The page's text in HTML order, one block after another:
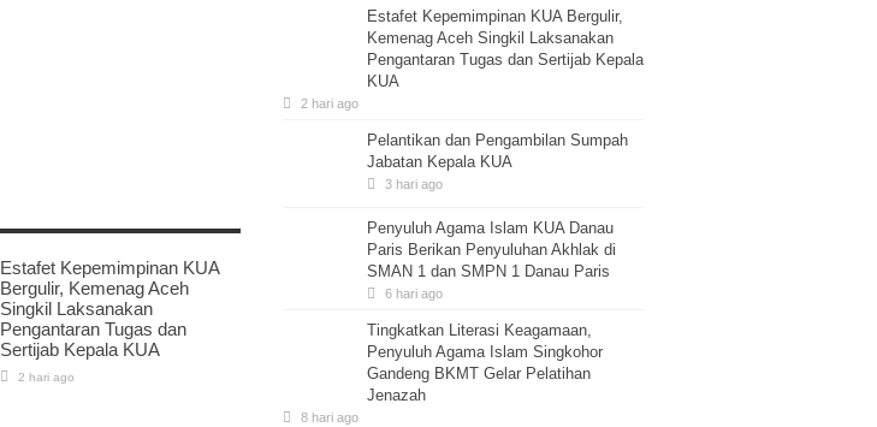
Estafet Kepemimpinan KUA
Bergulir, Kemenag Aceh
Singkil Laksanakan
Pengantaran Tugas dan
Sertijab Kepala KUA
2 hari ago
Estafet Kepemimpinan KUA Bergulir,
Kemenag Aceh Singkil Laksanakan
Pengantaran Tugas dan Sertijab Kepala
KUA
2 hari ago
Pelantikan dan Pengambilan Sumpah
Jabatan Kepala KUA
3 hari ago
Penyuluh Agama Islam KUA Danau
Paris Berikan Penyuluhan Akhlak di
SMAN 1 dan SMPN 1 Danau Paris
6 hari ago
Tingkatkan Literasi Keagamaan,
Penyuluh Agama Islam Singkohor
Gandeng BKMT Gelar Pelatihan
Jenazah
8 hari ago